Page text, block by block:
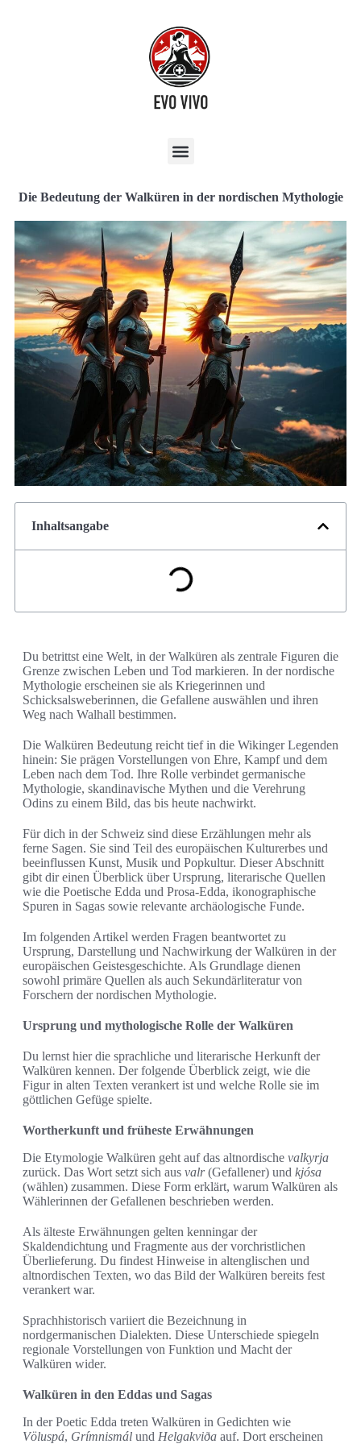
Die Bedeutung der Walküren in der nordischen Mythologie
Inhaltsangabe
Du betrittst eine Welt, in der Walküren als zentrale Figuren die
Grenze zwischen Leben und Tod markieren. In der nordische
Mythologie erscheinen sie als Kriegerinnen und
Schicksalsweberinnen, die Gefallene auswählen und ihren
Weg nach Walhall bestimmen.
Die Walküren Bedeutung reicht tief in die Wikinger Legenden
hinein: Sie prägen Vorstellungen von Ehre, Kampf und dem
Leben nach dem Tod. Ihre Rolle verbindet germanische
Mythologie, skandinavische Mythen und die Verehrung
Odins zu einem Bild, das bis heute nachwirkt.
Für dich in der Schweiz sind diese Erzählungen mehr als
ferne Sagen. Sie sind Teil des europäischen Kulturerbes und
beeinflussen Kunst, Musik und Popkultur. Dieser Abschnitt
gibt dir einen Überblick über Ursprung, literarische Quellen
wie die Poetische Edda und Prosa-Edda, ikonographische
Spuren in Sagas sowie relevante archäologische Funde.
Im folgenden Artikel werden Fragen beantwortet zu
Ursprung, Darstellung und Nachwirkung der Walküren in der
europäischen Geistesgeschichte. Als Grundlage dienen
sowohl primäre Quellen als auch Sekundärliteratur von
Forschern der nordischen Mythologie.
Ursprung und mythologische Rolle der Walküren
Du lernst hier die sprachliche und literarische Herkunft der
Walküren kennen. Der folgende Überblick zeigt, wie die
Figur in alten Texten verankert ist und welche Rolle sie im
göttlichen Gefüge spielte.
Wortherkunft und früheste Erwähnungen
Die Etymologie Walküren geht auf das altnordische valkyrja
zurück. Das Wort setzt sich aus valr(Gefallener) und kjósa
(wählen) zusammen. Diese Form erklärt, warum Walküren als
Wählerinnen der Gefallenen beschrieben werden.
Als älteste Erwähnungen gelten kenningar der
Skaldendichtung und Fragmente aus der vorchristlichen
Überlieferung. Du findest Hinweise in altenglischen und
altnordischen Texten, wo das Bild der Walküren bereits fest
verankert war.
Sprachhistorisch variiert die Bezeichnung in
nordgermanischen Dialekten. Diese Unterschiede spiegeln
regionale Vorstellungen von Funktion und Macht der
Walküren wider.
Walküren in den Eddas und Sagas
In der Poetic Edda treten Walküren in Gedichten wie
Völuspá, Grímnismál und Helgakviða auf. Dort erscheinen